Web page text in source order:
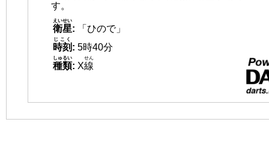
す。
衛星
えいせい
:
「ひので」
時刻
じこく
: 5時40分
種類
しゅるい
: X線
せん